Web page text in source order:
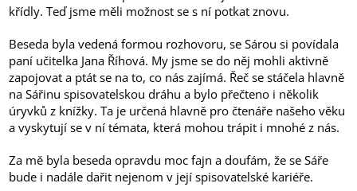
křídly. Teď jsme měli možnost se s ní potkat znovu.
Beseda byla vedená formou rozhovoru, se Sárou si povídala
paní učitelka Jana Říhová. My jsme se do něj mohli aktivně
zapojovat a ptát se na to, co nás zajímá. Řeč se stáčela hlavně
na Sářinu spisovatelskou dráhu a bylo přečteno i několik
úryvků z knížky. Ta je určená hlavně pro čtenáře našeho věku
a vyskytují se v ní témata, která mohou trápit i mnohé z nás.
Za mě byla beseda opravdu moc fajn a doufám, že se Sáře
bude i nadále dařit nejenom v její spisovatelské kariéře.